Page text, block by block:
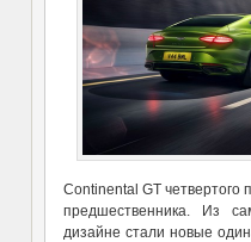
Continental GT четвертого
предшественника. Из
дизайне стали новые